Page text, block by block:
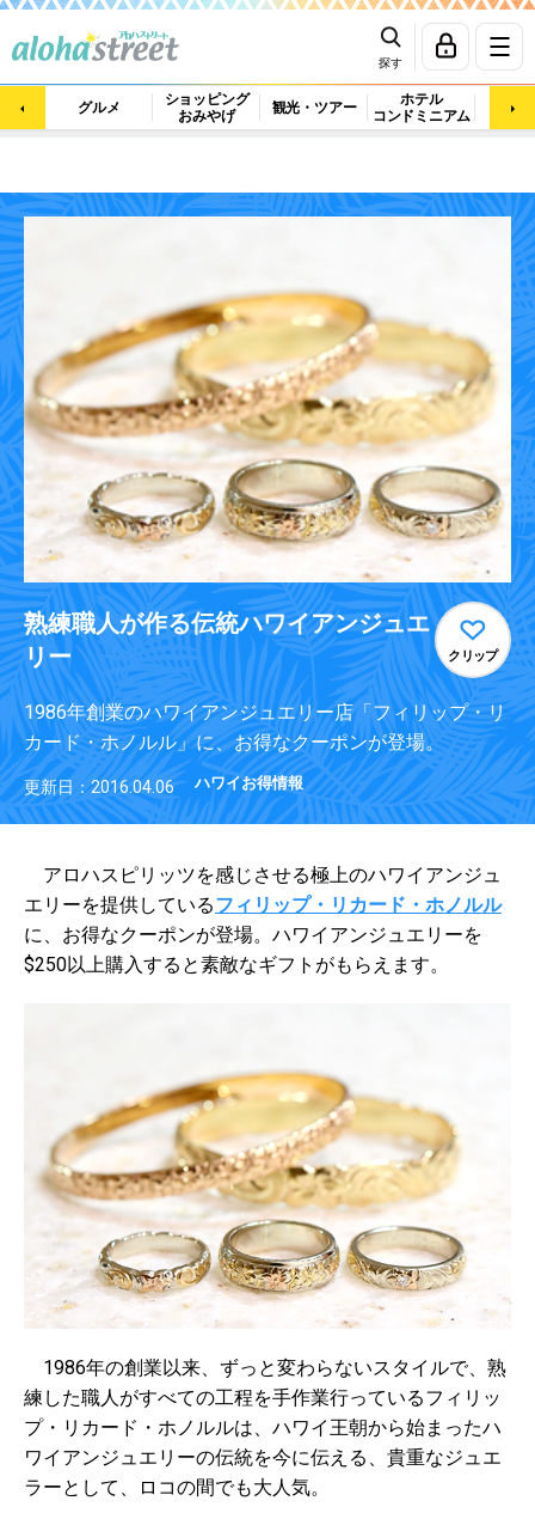
探す
グルメ
ショッピング
おみやげ
観光・ツアー
ホテル
コンドミニアム
マッ
熟練職人が作る伝統ハワイアンジュエ
リー
クリップ
1986年創業のハワイアンジュエリー店「フィリップ・リ
カード・ホノルル」に、お得なクーポンが登場。
更新日：2016.04.06 ハワイお得情報
アロハスピリッツを感じさせる極上のハワイアンジュ
エリーを提供しているフィリップ・リカード・ホノルル
に、お得なクーポンが登場。ハワイアンジュエリーを
$250以上購入すると素敵なギフトがもらえます。
1986年の創業以来、ずっと変わらないスタイルで、熟
練した職人がすべての工程を手作業行っているフィリッ
プ・リカード・ホノルルは、ハワイ王朝から始まったハ
ワイアンジュエリーの伝統を今に伝える、貴重なジュエ
ラーとして、ロコの間でも大人気。